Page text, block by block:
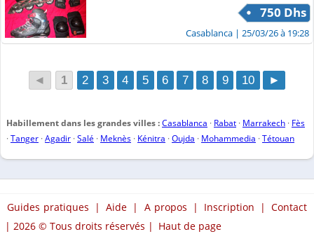
750 Dhs
Casablanca | 25/03/26 à 19:28
◄ 1 2 3 4 5 6 7 8 9 10 ►
Habillement dans les grandes villes :Casablanca · Rabat · Marrakech · Fès
·Tanger ·Agadir ·Salé · Meknès · Kénitra ·Oujda · Mohammedia ·Tétouan
Guides pratiques | Aide | A propos | Inscription | Contact
| 2026 © Tous droits réservés | Haut de page